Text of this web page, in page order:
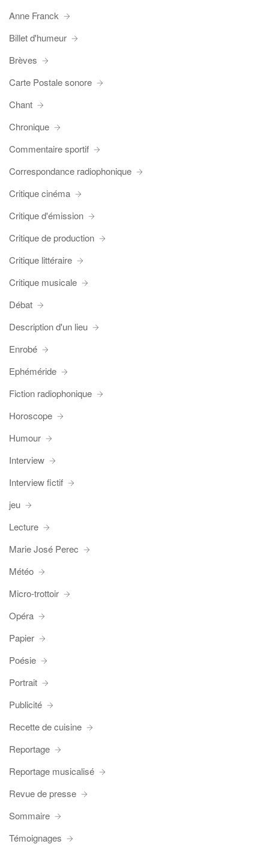
Anne Franck
Billet d'humeur
Brèves
Carte Postale sonore
Chant
Chronique
Commentaire sportif
Correspondance radiophonique
Critique cinéma
Critique d'émission
Critique de production
Critique littéraire
Critique musicale
Débat
Description d'un lieu
Enrobé
Ephéméride
Fiction radiophonique
Horoscope
Humour
Interview
Interview fictif
jeu
Lecture
Marie José Perec
Météo
Micro-trottoir
Opéra
Papier
Poésie
Portrait
Publicité
Recette de cuisine
Reportage
Reportage musicalisé
Revue de presse
Sommaire
Témoignages